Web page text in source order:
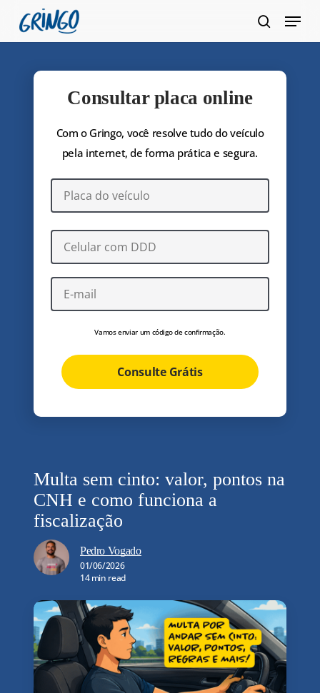
Pular
para
conteúdo
Menu
Consultar placa online
Com o Gringo, você resolve tudo do veículo
pela internet, de forma prática e segura.
Vamos enviar um código de confirmação.
Consulte Grátis
Multa sem cinto: valor, pontos na
CNH e como funciona a
fiscalização
Pedro Vogado
01/06/2026
14 min read